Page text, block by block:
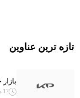
تازه ترین عناوین
17 مرداد 1405